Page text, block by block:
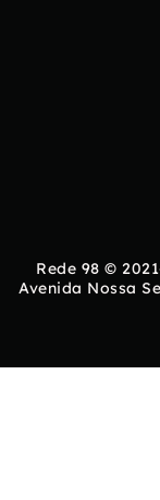
Rede 98 ©
Avenida Nossa